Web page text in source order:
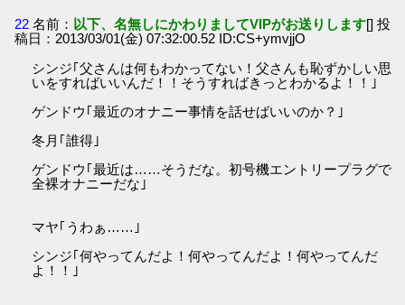
22 名前： 以下、名無しにかわりましてVIPがお送りします[] 投
稿日：2013/03/01(金) 07:32:00.52 ID:CS+ymvjjO
シンジ｢父さんは何もわかってない！父さんも恥ずかしい思
いをすればいいんだ！！そうすればきっとわかるよ！！｣
ゲンドウ｢最近のオナニー事情を話せばいいのか？｣
冬月｢誰得｣
ゲンドウ｢最近は……そうだな。初号機エントリープラグで
全裸オナニーだな｣
マヤ｢うわぁ……｣
シンジ｢何やってんだよ！何やってんだよ！何やってんだ
よ！！｣